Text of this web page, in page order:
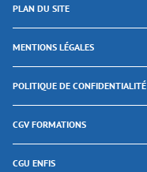
PLAN DU SITE
MENTIONS LÉGALES
POLITIQUE DE CONFIDENTIALITÉ
CGV FORMATIONS
CGU ENFIS